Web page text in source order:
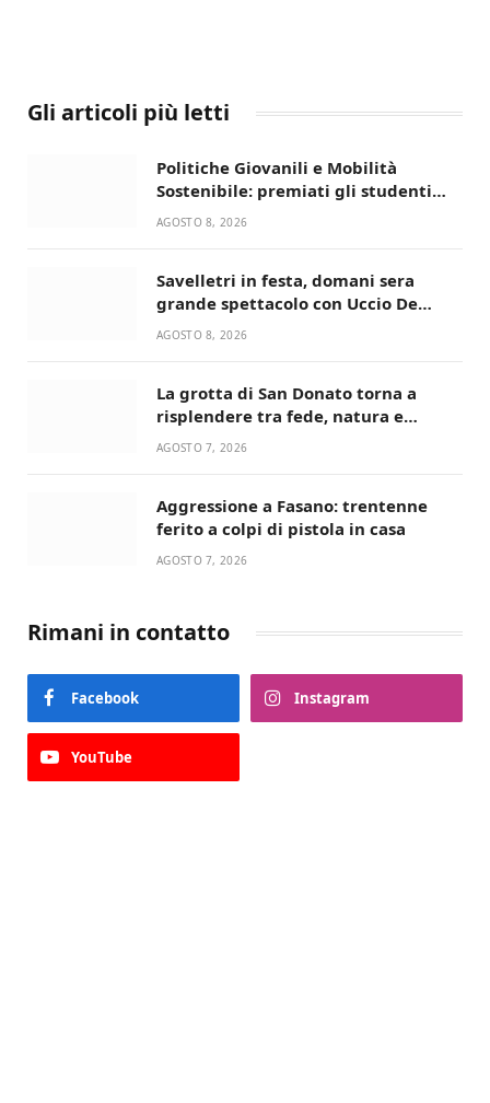
Gli articoli più letti
Politiche Giovanili e Mobilità
Sostenibile: premiati gli studenti
universitari del bando “La strada
AGOSTO 8, 2026
Savelletri in festa, domani sera
grande spettacolo con Uccio De
Santis
AGOSTO 8, 2026
La grotta di San Donato torna a
risplendere tra fede, natura e
devozione
AGOSTO 7, 2026
Aggressione a Fasano: trentenne
ferito a colpi di pistola in casa
AGOSTO 7, 2026
Rimani in contatto
Facebook Instagram
YouTube